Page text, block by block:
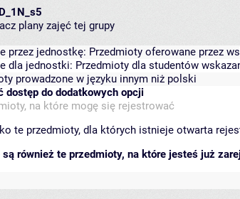
plany zajęć tej grupy
przez jednostkę: Przedmioty oferowane przez
dla jednostki: Przedmioty dla studentów
prowadzone w języku innym niż polski
dostęp do dodatkowych opcji
na które mogę się rejestrować
te przedmioty, dla których istnieje otwarta
również te przedmioty, na które jesteś już